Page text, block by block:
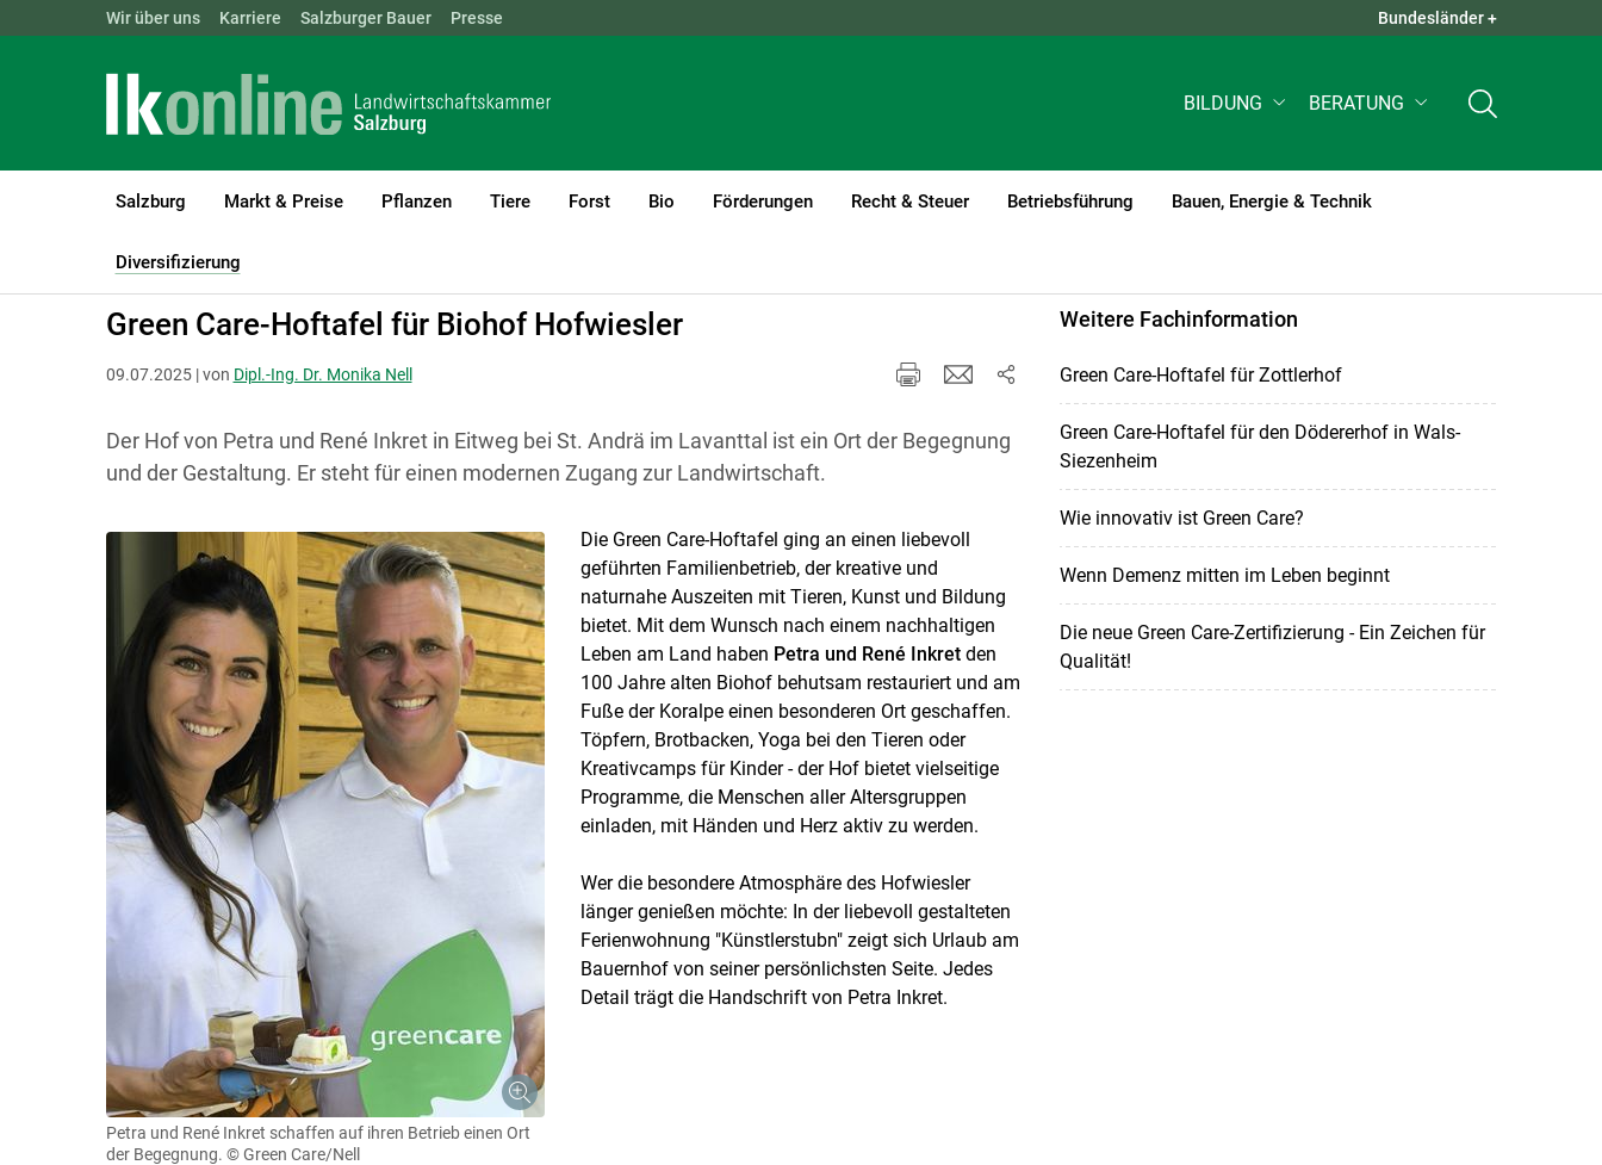
Skip to main content
Landwirtschaftskammern: ÖSTERREICH BGLD KTN QUICK LINKS +
Wir über uns Karriere Salzburger Bauer Presse Bundesländer +
BILDUNG BERATUNG
Salzburg Markt & Preise Pflanzen Tiere Forst Bio Förderungen Recht & Steuer Betriebsführung Bauen, Energie & Technik
Diversifizierung
(current)1
LK Salzburg Diversifizierung
Green Care-Hoftafel für Biohof Hofwiesler
09.07.2025 | von Dipl.-Ing. Dr. Monika Nell
Der Hof von Petra und René Inkret in Eitweg bei St. Andrä im Lavanttal ist ein Ort der Begegnung
und der Gestaltung. Er steht für einen modernen Zugang zur Landwirtschaft.
Petra und René Inkret schaffen auf ihren Betrieb einen Ort
der Begegnung. © Green Care/Nell
Die Green Care-Hoftafel ging an einen liebevoll
geführten Familienbetrieb, der kreative und
naturnahe Auszeiten mit Tieren, Kunst und Bildung
bietet. Mit dem Wunsch nach einem nachhaltigen
Leben am Land haben Petra und René Inkretden
100 Jahre alten Biohof behutsam restauriert und am
Fuße der Koralpe einen besonderen Ort geschaffen.
Töpfern, Brotbacken, Yoga bei den Tieren oder
Kreativcamps für Kinder - der Hof bietet vielseitige
Programme, die Menschen aller Altersgruppen
einladen, mit Händen und Herz aktiv zu werden.
Wer die besondere Atmosphäre des Hofwiesler
länger genießen möchte: In der liebevoll gestalteten
Ferienwohnung "Künstlerstubn" zeigt sich Urlaub am
Bauernhof von seiner persönlichsten Seite. Jedes
Detail trägt die Handschrift von Petra Inkret.
Weitere Fachinformation
Green Care-Hoftafel für Zottlerhof
Green Care-Hoftafel für den Dödererhof in Wals-
Siezenheim
Wie innovativ ist Green Care?
Wenn Demenz mitten im Leben beginnt
Die neue Green Care-Zertifizierung - Ein Zeichen für
Qualität!